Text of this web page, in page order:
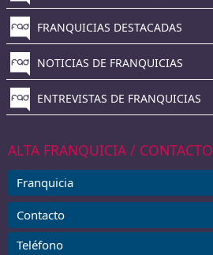
FRANQUICIAS DESTACADAS
NOTICIAS DE FRANQUICIAS
ENTREVISTAS DE FRANQUICIAS
ALTA FRANQUICIA / CONTACTO